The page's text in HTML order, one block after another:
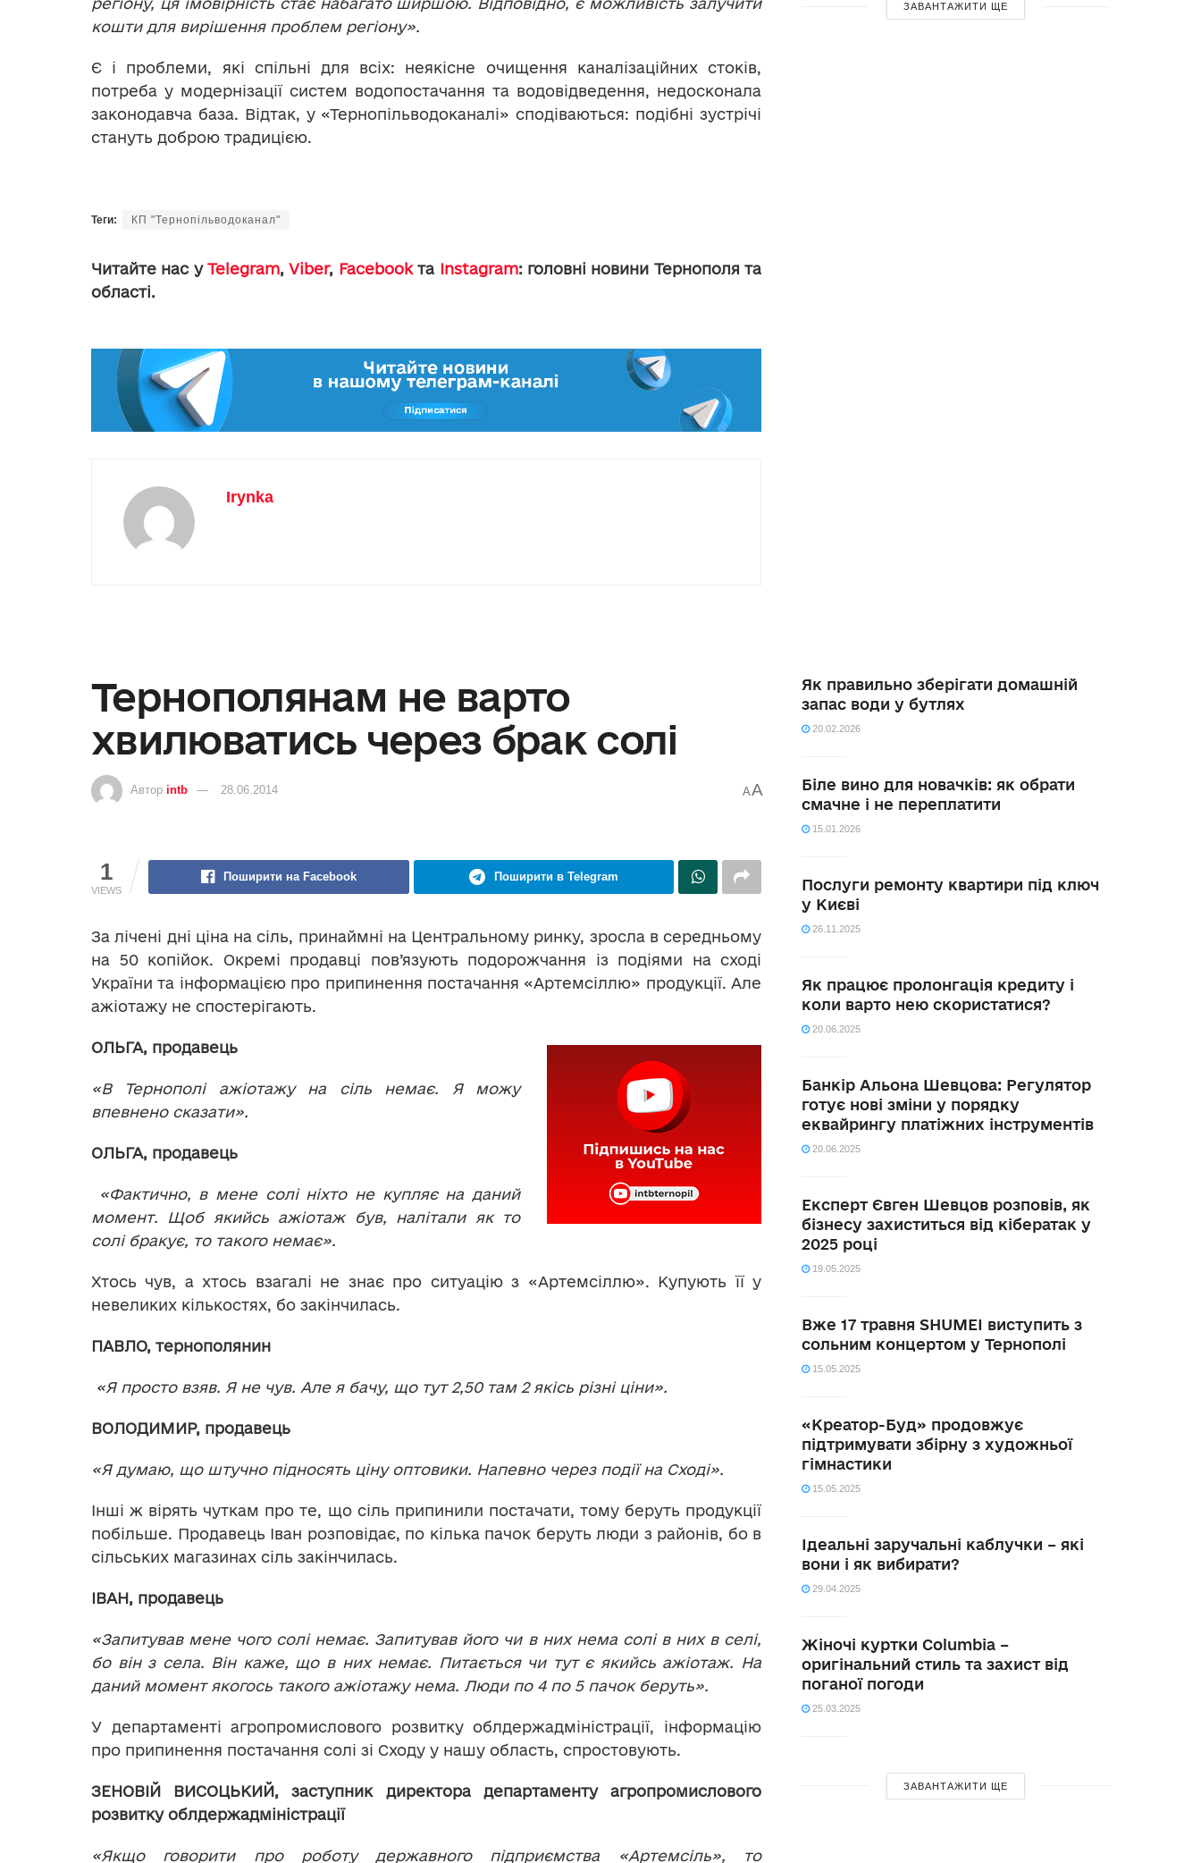
кошти для вирішення проблем регіону».
Є і проблеми, які спільні для всіх: неякісне очищення каналізаційних стоків,
потреба у модернізації систем водопостачання та водовідведення, недосконала
законодавча база. Відтак, у «Тернопільводоканалі» сподіваються: подібні зустрічі
стануть доброю традицією.
Теги: КП "Тернопільводоканал"
Читайте нас уTelegram,Viber, Facebookта Instagram: головні новини Тернополя та
області.
Irynka
ЗАВАНТАЖИТИ ЩЕ
Тернополянам не варто
хвилюватись через брак солі
Автор intb 28.06.2014 AA
1
VIEWS
Поширити на Facebook Поширити в Telegram
За лічені дні ціна на сіль, принаймні на Центральному ринку, зросла в середньому
на 50 копійок. Окремі продавці пов’язують подорожчання із подіями на сході
України та інформацією про припинення постачання «Артемсіллю» продукції. Але
ажіотажу не спостерігають.
ОЛЬГА, продавець
«В Тернополі ажіотажу на сіль немає. Я можу
впевнено сказати».
ОЛЬГА, продавець
«Фактично, в мене солі ніхто не купляє на даний
момент. Щоб якийсь ажіотаж був, налітали як то
солі бракує, то такого немає».
Хтось чув, а хтось взагалі не знає про ситуацію з «Артемсіллю». Купують її у
невеликих кількостях, бо закінчилась.
ПАВЛО, тернополянин
«Я просто взяв. Я не чув. Але я бачу, що тут 2,50 там 2 якісь різні ціни».
ВОЛОДИМИР, продавець
«Я думаю, що штучно підносять ціну оптовики. Напевно через події на Сході».
Інші ж вірять чуткам про те, що сіль припинили постачати, тому беруть продукції
побільше. Продавець Іван розповідає, по кілька пачок беруть люди з районів, бо в
сільських магазинах сіль закінчилась.
ІВАН, продавець
«Запитував мене чого солі немає. Запитував його чи в них нема солі в них в селі,
бо він з села. Він каже, що в них немає. Питається чи тут є якийсь ажіотаж. На
даний момент якогось такого ажіотажу нема. Люди по 4 по 5 пачок беруть».
У департаменті агропромислового розвитку облдержадміністрації, інформацію
про припинення постачання солі зі Сходу у нашу область, спростовують.
ЗЕНОВІЙ ВИСОЦЬКИЙ, заступник директора департаменту агропромислового
розвитку облдержадміністрації
«Якщо говорити про роботу державного підприємства «Артемсіль», то
Як правильно зберігати домашній
запас води у бутлях
20.02.2026
Біле вино для новачків: як обрати
смачне і не переплатити
15.01.2026
Послуги ремонту квартири під ключ
у Києві
26.11.2025
Як працює пролонгація кредиту і
коли варто нею скористатися?
20.06.2025
Банкір Альона Шевцова: Регулятор
готує нові зміни у порядку
еквайрингу платіжних інструментів
20.06.2025
Експерт Євген Шевцов розповів, як
бізнесу захиститься від кібератак у
2025 році
19.05.2025
Вже 17 травня SHUMEI виступить з
сольним концертом у Тернополі
15.05.2025
«Креатор-Буд» продовжує
підтримувати збірну з художньої
гімнастики
15.05.2025
Ідеальні заручальні каблучки – які
вони і як вибирати?
29.04.2025
Жіночі куртки Columbia –
оригінальний стиль та захист від
поганої погоди
25.03.2025
ЗАВАНТАЖИТИ ЩЕ